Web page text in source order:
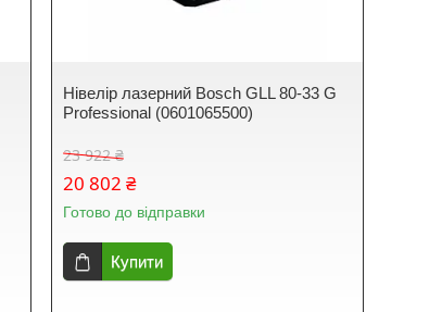
Нівелір лазерний Bosch GLL 80-33 G
Professional (0601065500)
23 922 ₴
20 802 ₴
Готово до відправки
Купити